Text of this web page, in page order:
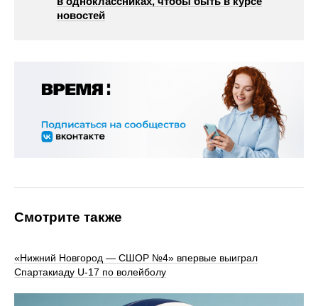
новостей
Смотрите также
«Нижний Новгород — СШОР №4» впервые выиграл
Спартакиаду U‑17 по волейболу